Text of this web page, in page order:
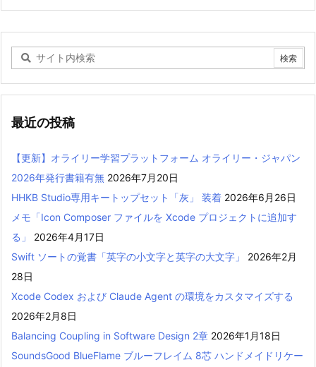
最近の投稿
【更新】オライリー学習プラットフォーム オライリー・ジャパン
2026年発行書籍有無 2026年7月20日
HHKB Studio専用キートップセット「灰」 装着 2026年6月26日
メモ「Icon Composer ファイルを Xcode プロジェクトに追加す
る」
2026年4月17日
Swift ソートの覚書「英字の小文字と英字の大文字」
2026年2月
28日
Xcode Codex および Claude Agent の環境をカスタマイズする
2026年2月8日
Balancing Coupling in Software Design 2章 2026年1月18日
SoundsGood BlueFlame ブルーフレイム 8芯 ハンドメイドリケー